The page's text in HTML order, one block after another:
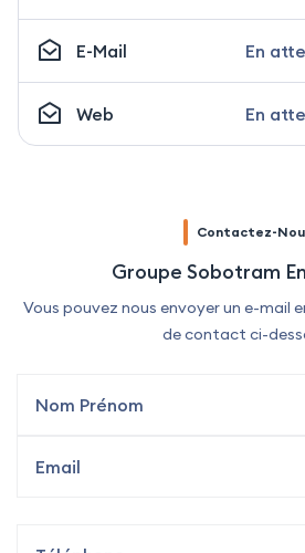
E-Mail En
Web En
Contactez-
Groupe Sobotram
Vous pouvez nous envoyer un e-mail
de contact ci-